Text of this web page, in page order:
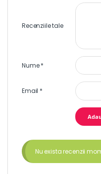
Recenziile tale
Nume*
Email *
Nu exista recenzii